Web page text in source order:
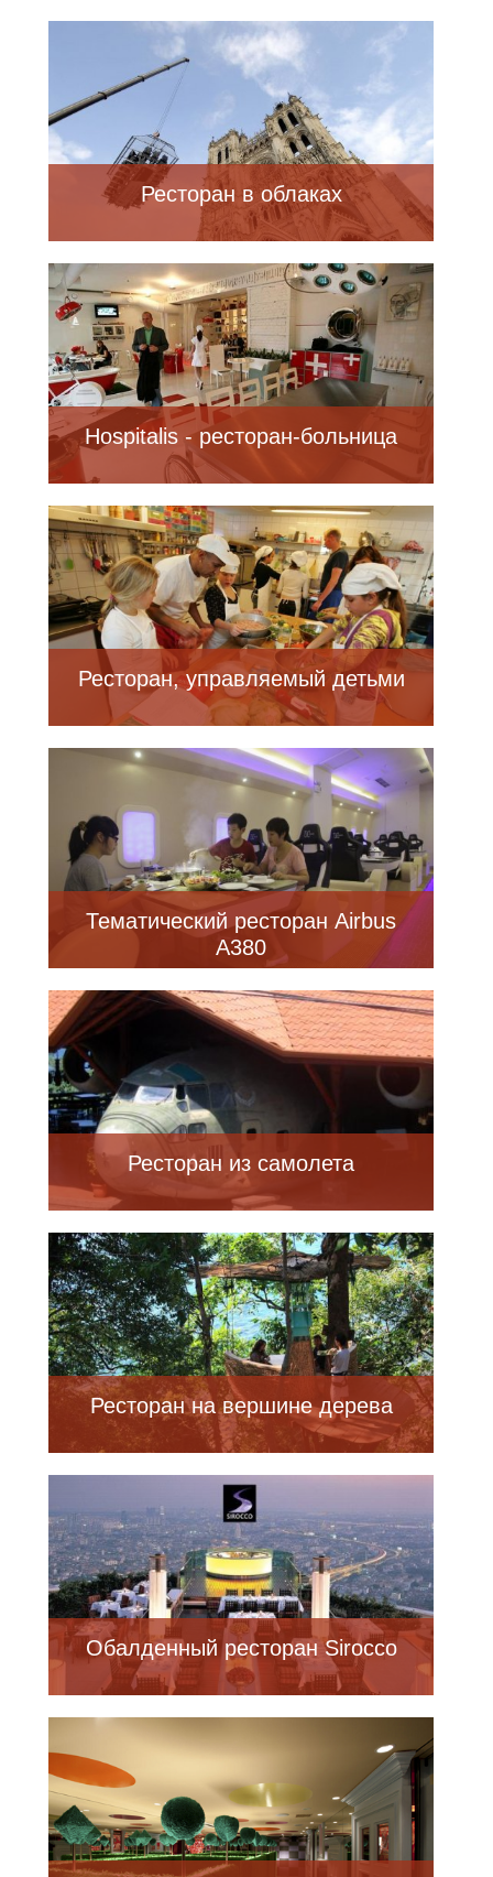
Ресторан в облаках
Hospitalis - ресторан-больница
Ресторан, управляемый детьми
Тематический ресторан Airbus
A380
Ресторан из самолета
Ресторан на вершине дерева
Обалденный ресторан Sirocco